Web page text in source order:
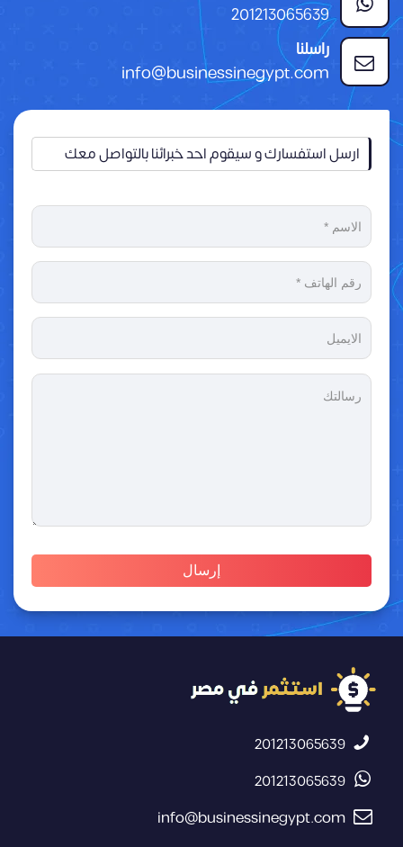
201213065639
راسلنا
info@businessinegypt.com
ارسل استفسارك و سيقوم احد خبرائنا بالتواصل معك
201213065639
201213065639
info@businessinegypt.com